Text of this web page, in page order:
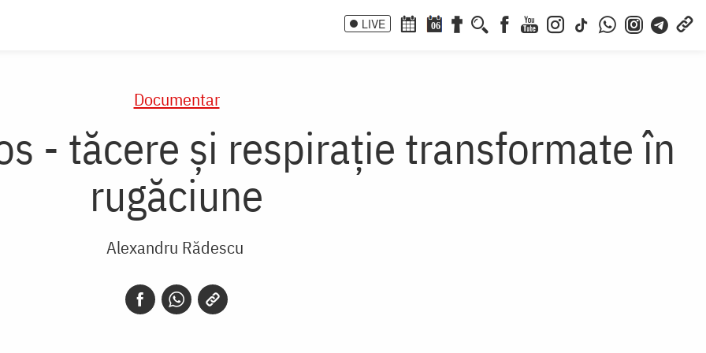
LIVE 06
Documentar
- tăcere și respirație transformate în
rugăciune
Alexandru Rădescu